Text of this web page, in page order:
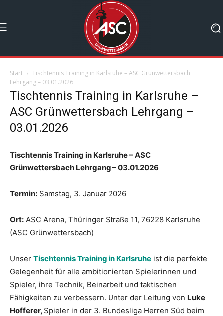
Start
Tischtennis Training in Karlsruhe – ASC Grünwettersbach
Lehrgang – 03.01.2026
Tischtennis Training in Karlsruhe –
ASC Grünwettersbach Lehrgang –
03.01.2026
Tischtennis Training in Karlsruhe – ASC
Grünwettersbach Lehrgang – 03.01.2026
Termin: Samstag, 3. Januar 2026
Ort: ASC Arena, Thüringer Straße 11, 76228 Karlsruhe
(ASC Grünwettersbach)
Unser Tischtennis Training in Karlsruhe ist die perfekte
Gelegenheit für alle ambitionierten Spielerinnen und
Spieler, ihre Technik, Beinarbeit und taktischen
Fähigkeiten zu verbessern. Unter der Leitung von Luke
Hofferer, Spieler in der 3. Bundesliga Herren Süd beim